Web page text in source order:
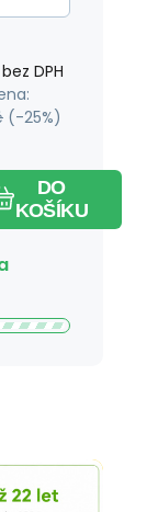
bez DPH
(-25%)
DO
KOŠÍKU